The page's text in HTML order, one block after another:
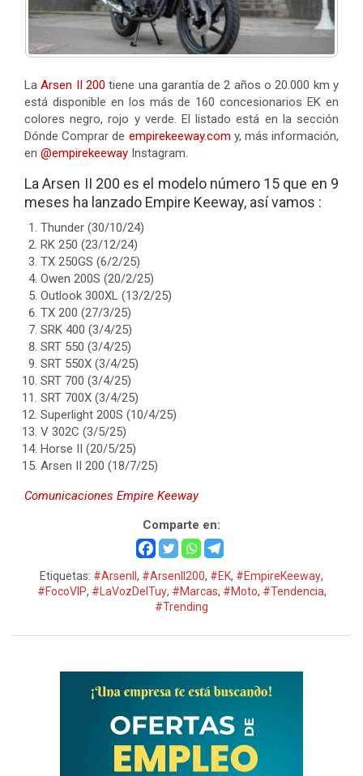
LaArsen II 200 tiene una garantía de 2 años o 20.000 km y
está disponible en los más de 160 concesionarios EK en
colores negro, rojo y verde. El listado está en la sección
Dónde Comprar de empirekeeway.com y, más información,
en @empirekeeway Instagram.
La Arsen II 200 es el modelo número 15 que en 9
meses ha lanzado Empire Keeway, así vamos :
Thunder (30/10/24)
RK 250 (23/12/24)
TX 250GS (6/2/25)
Owen 200S (20/2/25)
Outlook 300XL (13/2/25)
TX 200 (27/3/25)
SRK 400 (3/4/25)
SRT 550 (3/4/25)
SRT 550X (3/4/25)
SRT 700 (3/4/25)
SRT 700X (3/4/25)
Superlight 200S (10/4/25)
V 302C (3/5/25)
Horse II (20/5/25)
Arsen II 200 (18/7/25)
Comunicaciones Empire Keeway
Comparte en:
Etiquetas: #ArsenII , #ArsenII200, #EK, #EmpireKeeway,
#FocoVIP, #LaVozDelTuy, #Marcas, #Moto, #Tendencia,
#Trending